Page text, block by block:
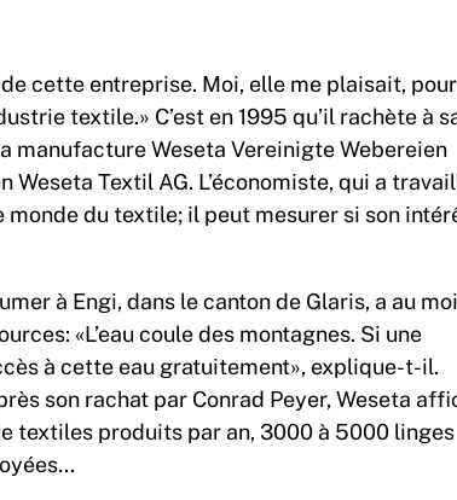
de cette entreprise. Moi, elle me plaisait,
textile.» C’est en 1995 qu’il rachète à
manufacture Weseta Vereinigte Webereien
Weseta Textil AG. L’économiste, qui a
du textile; il peut mesurer si son
à Engi, dans le canton de Glaris, a au
«L’eau coule des montagnes. Si une
à cette eau gratuitement», explique-t-il.
son rachat par Conrad Peyer, Weseta
textiles produits par an, 3000 à 5000 linges